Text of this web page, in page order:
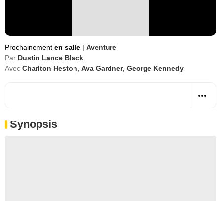
Prochainement en salle | Aventure
Par Dustin Lance Black
Avec Charlton Heston Ava Gardner, George Kennedy
Synopsis